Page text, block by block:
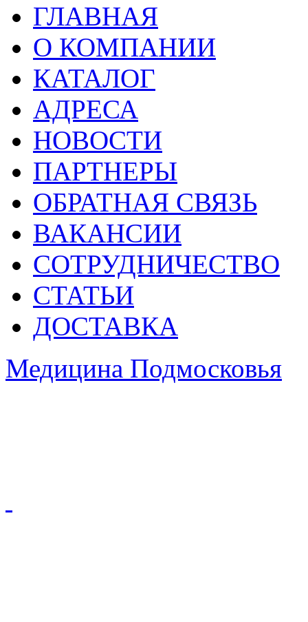
ГЛАВНАЯ
О КОМПАНИИ
КАТАЛОГ
АДРЕСА
НОВОСТИ
ПАРТНЕРЫ
ОБРАТНАЯ СВЯЗЬ
ВАКАНСИИ
СОТРУДНИЧЕСТВО
СТАТЬИ
ДОСТАВКА
Медицина Подмосковья